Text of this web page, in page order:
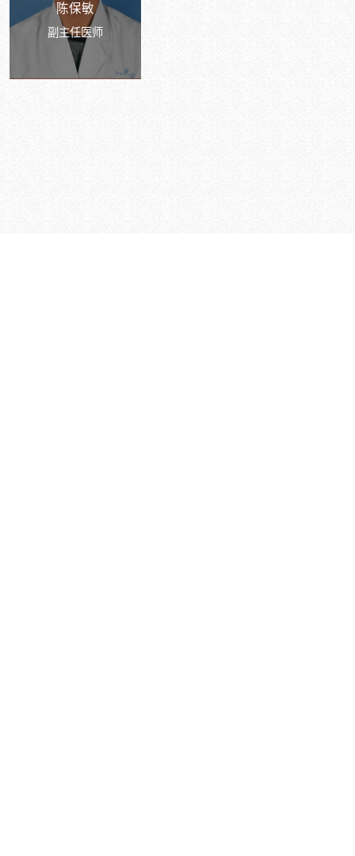
陈保敏
副主任医师